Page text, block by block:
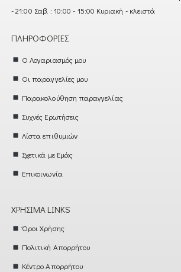
- 21:00 Σαβ. : 10:00 - 15:00 Κυριακή - κλειστά
ΠΛΗΡΟΦΟΡΊΕΣ
Ο Λογαριασμός μου
Οι παραγγελίες μου
Παρακολούθηση παραγγελίας
Συχνές Ερωτήσεις
Λίστα επιθυμιών
Σχετικά με Εμάς
Επικοινωνία
ΧΡΉΣΙΜΑ LINKS
Όροι Χρήσης
Πολιτική Απορρήτου
Κέντρο Απορρήτου